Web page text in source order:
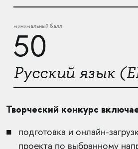
минимальный балл
50
Русский язык
Творческий конкурс
подготовка и онлайн-
проекта по выбранному